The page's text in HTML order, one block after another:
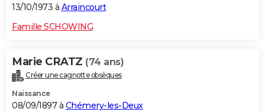
13/10/1973 à Arraincourt
Famille SCHOWING
Marie CRATZ (74 ans)
Créer une cagnotte obsèques
Naissance
08/09/1897 à Chémery-les-Deux